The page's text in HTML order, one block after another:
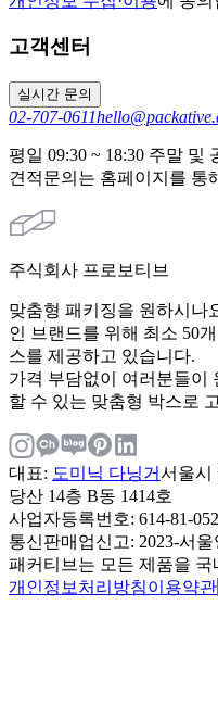
고객센터
실시간 문의
02-707-0611
평일 09:30 ~ 18:30 주말 및
견적문의는 홈페이지를 통
주식회사 프로보티브
맞춤형 패키징을 원하시나
인 브랜드를 위해 최소 50
스를 제공하고 있습니다.
가격 부담없이 여러분들이
할 수 있는 맞춤형 박스로
대표: 도미닉 다닝거서울시
당산 14층 B동 1414호
사업자등록번호: 614-81-
통신판매업신고: 2023-서
패커티브는 모든 제품을
개인정보처리방침이용약관